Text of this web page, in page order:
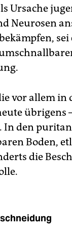
Ursache
Neurosen
vor allem
übrigens
In den
Boden,
die